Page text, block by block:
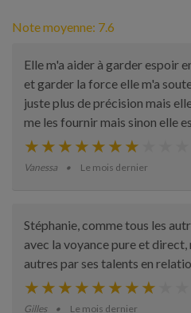
Note moyenne: 7.6
Elle m'a aider à garder espoir
et garder la force elle m'a
juste plus de précision mais
me les fournir mais sinon elle
Vanessa Le mois dernier
Stéphanie, comme tous les
avec la voyance pure et direct,
autres par ses talents en
Gilles Le mois dernier